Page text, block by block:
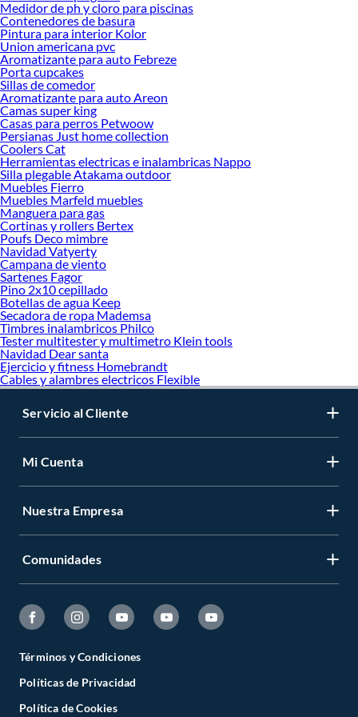
Encuentra una amplia variedad de productos de Destornilladores en Sodimac.
Encuentra todo lo necesario para tus proyectos de renovación y decoración.
¡Visítanos y haz tus ideas realidad!
Medidor de ph y cloro para piscinas
Contenedores de basura
Pintura para interior Kolor
Union americana pvc
Aromatizante para auto Febreze
Porta cupcakes
Sillas de comedor
Aromatizante para auto Areon
Camas super king
Casas para perros Petwoow
Persianas Just home collection
Coolers Cat
Herramientas electricas e inalambricas Nappo
Silla plegable Atakama outdoor
Muebles Fierro
Muebles Marfeld muebles
Manguera para gas
Cortinas y rollers Bertex
Poufs Deco mimbre
Navidad Vatyerty
Campana de viento
Sartenes Fagor
Pino 2x10 cepillado
Botellas de agua Keep
Secadora de ropa Mademsa
Timbres inalambricos Philco
Tester multitester y multimetro Klein tools
Navidad Dear santa
Ejercicio y fitness Homebrandt
Cables y alambres electricos Flexible
Servicio al Cliente
Mi Cuenta
Nuestra Empresa
Comunidades
Términos y Condiciones
Políticas de Privacidad
Política de Cookies